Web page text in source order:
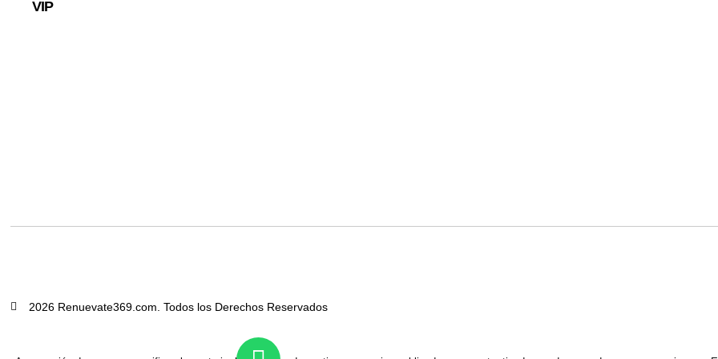
VIP
2026 Renuevate369.com. Todos los Derechos Reservados